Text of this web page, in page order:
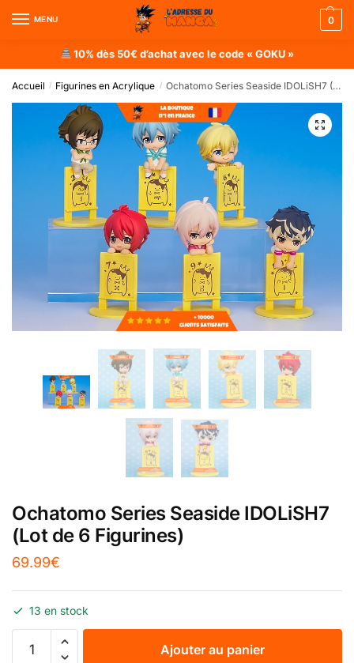
MENU 0
10% dès 50€ d’achat avec le code « GOKU »
Accueil / Figurines en Acrylique / Ochatomo Series Seaside IDOLiSH7 (Lot de 6 Figurines)
Ochatomo Series Seaside IDOLiSH7
(Lot de 6 Figurines)
69.99€
13 en stock
Ajouter au panier